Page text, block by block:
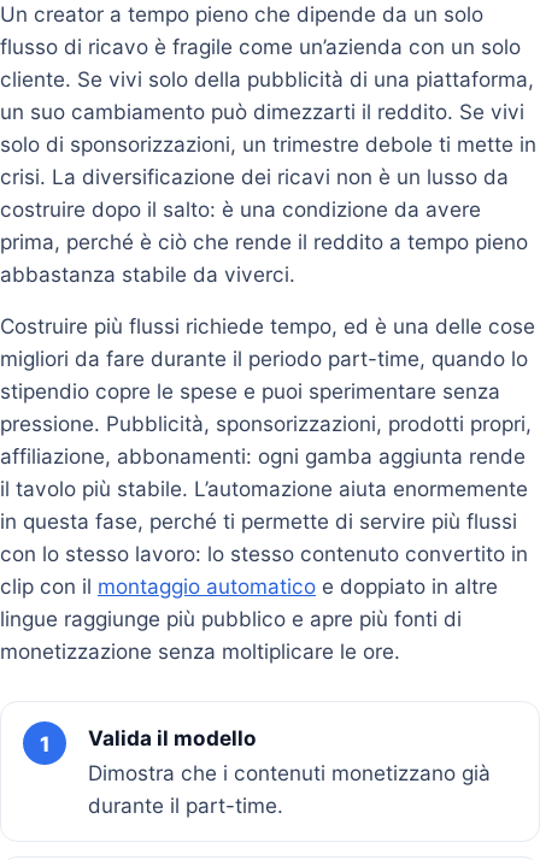
Un creator a tempo pieno che dipende da un solo
flusso di ricavo è fragile come un’azienda con un solo
cliente. Se vivi solo della pubblicità di una piattaforma,
un suo cambiamento può dimezzarti il reddito. Se vivi
solo di sponsorizzazioni, un trimestre debole ti mette in
crisi. La diversificazione dei ricavi non è un lusso da
costruire dopo il salto: è una condizione da avere
prima, perché è ciò che rende il reddito a tempo pieno
abbastanza stabile da viverci.
Costruire più flussi richiede tempo, ed è una delle cose
migliori da fare durante il periodo part-time, quando lo
stipendio copre le spese e puoi sperimentare senza
pressione. Pubblicità, sponsorizzazioni, prodotti propri,
affiliazione, abbonamenti: ogni gamba aggiunta rende
il tavolo più stabile. L’automazione aiuta enormemente
in questa fase, perché ti permette di servire più flussi
con lo stesso lavoro: lo stesso contenuto convertito in
clip con il montaggio automatico e doppiato in altre
lingue raggiunge più pubblico e apre più fonti di
monetizzazione senza moltiplicare le ore.
1
Valida il modello
Dimostra che i contenuti monetizzano già
durante il part-time.